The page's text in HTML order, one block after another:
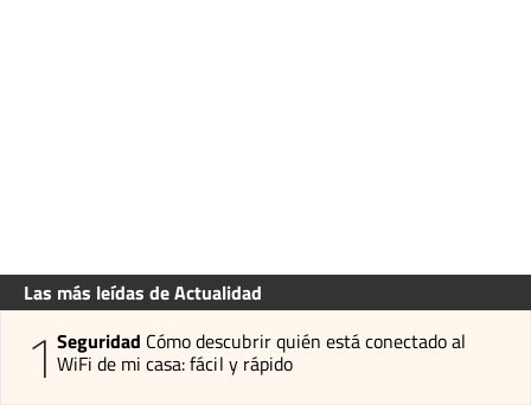
Las más leídas de Actualidad
1 Seguridad Cómo descubrir quién está conectado al
WiFi de mi casa: fácil y rápido